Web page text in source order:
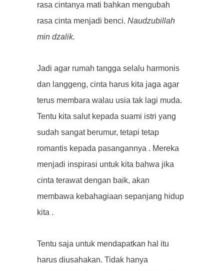
rasa cintanya mati bahkan mengubah
rasa cinta menjadi benci. Naudzubillah
min dzalik.
Jadi agar rumah tangga selalu harmonis
dan langgeng, cinta harus kita jaga agar
terus membara walau usia tak lagi muda.
Tentu kita salut kepada suami istri yang
sudah sangat berumur, tetapi tetap
romantis kepada pasangannya . Mereka
menjadi inspirasi untuk kita bahwa jika
cinta terawat dengan baik, akan
membawa kebahagiaan sepanjang hidup
kita .
Tentu saja untuk mendapatkan hal itu
harus diusahakan. Tidak hanya